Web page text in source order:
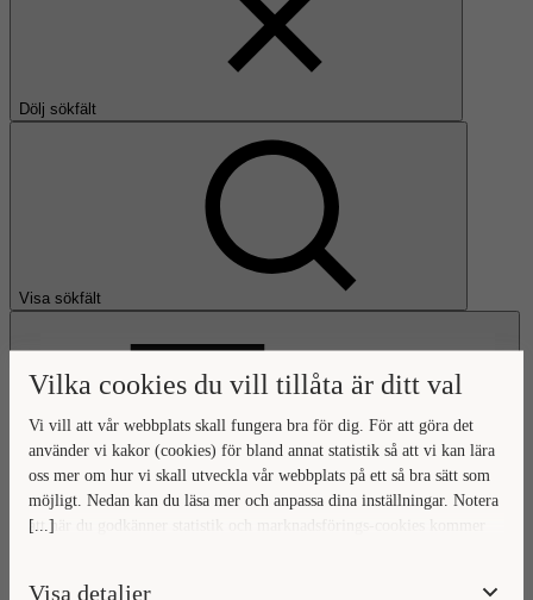
Vilka cookies du vill tillåta är ditt val
[...]
Vi vill att vår webbplats skall fungera bra för dig. För att göra det
använder vi kakor (cookies) för bland annat statistik så att vi kan lära
oss mer om hur vi skall utveckla vår webbplats på ett så bra sätt som
möjligt. Nedan kan du läsa mer och anpassa dina inställningar. Notera
att när du godkänner statistik och marknadsförings-cookies kommer
Visa detaljer
Dölj sökfält
Visa sökfält
Gå till startsidan